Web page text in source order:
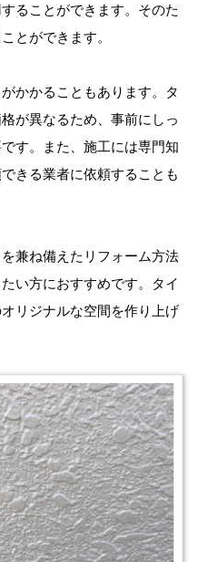
ることができます。そのた
とができます。
かかることもあります。タ
が異なるため、事前にしっ
す。また、施工には専門知
きる業者に依頼することも
兼ね備えたリフォーム方法
い方におすすめです。タイ
リジナルな空間を作り上げ